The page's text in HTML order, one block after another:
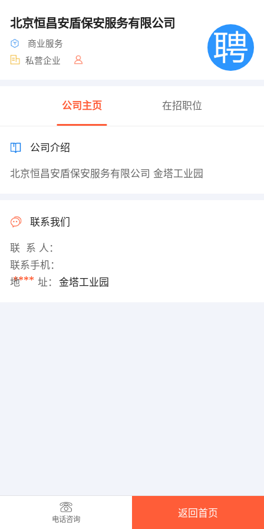
北京恒昌安盾保安服务有限公司
商业服务
私营企业
公司主页 在招职位
公司介绍
北京恒昌安盾保安服务有限公司 金塔工业园
联系我们
联 系 人：
联系手机：
****
地 址： 金塔工业园
电话咨询
返回首页